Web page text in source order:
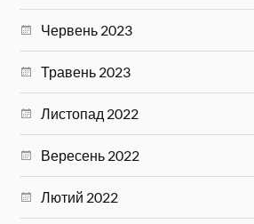
Червень 2023
Травень 2023
Листопад 2022
Вересень 2022
Лютий 2022